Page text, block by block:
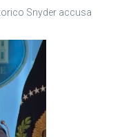
Snyder accusa